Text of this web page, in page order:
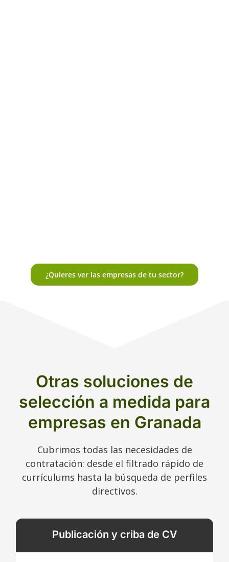
¿Quieres ver las empresas de tu sector?
Otras soluciones de
selección a medida para
empresas en Granada
Cubrimos todas las necesidades de
contratación: desde el filtrado rápido de
currículums hasta la búsqueda de perfiles
directivos.
Publicación y criba de CV